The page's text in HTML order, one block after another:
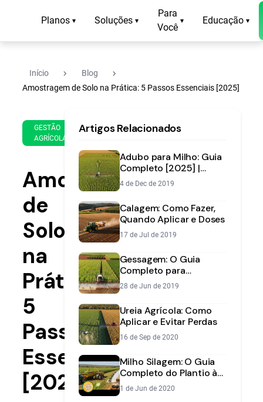
Planos ▾ Soluções ▾
Para
Você
▾ Educação ▾
Início navigate_next Blog navigate_next
Amostragem de Solo na Prática: 5 Passos Essenciais [2025]
GESTÃO
AGRÍCOLA
May
2025
min
leitura
Amostragem
de
Solo
na
Prática:
5
Passos
Essenciais
[2025]
Artigos Relacionados
Adubo para Milho: Guia
Completo [2025] |
Aegro
4 de Dec de 2019
Calagem: Como Fazer,
Quando Aplicar e Doses
17 de Jul de 2019
Gessagem: O Guia
Completo para
Melhorar seu Solo em
Profundidade
28 de Jun de 2019
Ureia Agrícola: Como
Aplicar e Evitar Perdas
16 de Sep de 2020
Milho Silagem: O Guia
Completo do Plantio à
Colheita para Máxima
Produtividade
1 de Jun de 2020